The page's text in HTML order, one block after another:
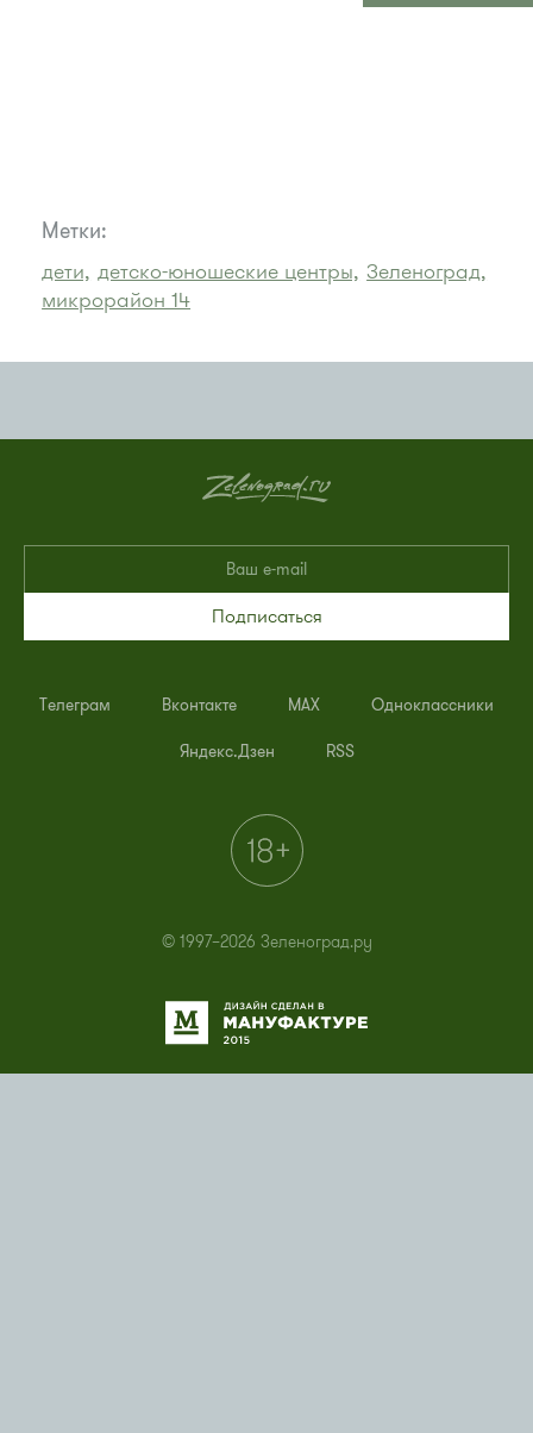
Метки:
дети, детско-юношеские центры, Зеленоград,
микрорайон 14
Подписаться
Телеграм Вконтакте MAX Одноклассники
Яндекс.Дзен RSS
© 1997–2026 Зеленоград.ру